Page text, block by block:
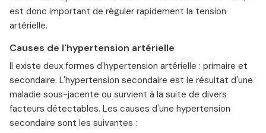
est donc important de réguler rapidement la tension
artérielle.
Causes de l'hypertension artérielle
Il existe deux formes d'hypertension artérielle : primaire et
secondaire. L'hypertension secondaire est le résultat d'une
maladie sous-jacente ou survient à la suite de divers
facteurs détectables. Les causes d'une hypertension
secondaire sont les suivantes :